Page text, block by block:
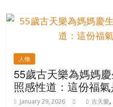
人物
55歲古天樂為媽媽
照感性道：這份福
January 29, 2026 古天樂